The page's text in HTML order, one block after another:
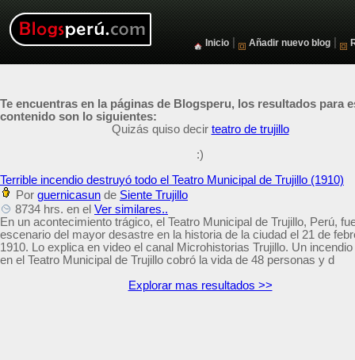
Inicio Añadir nuevo blog
Te encuentras en la páginas de Blogsperu, los resultados para
contenido son lo siguientes:
Quizás quiso decir teatro de trujillo
:)
Terrible incendio destruyó todo el Teatro Municipal de Trujillo (1910)
Por guernicasun de Siente Trujillo
8734 hrs. en el Ver similares..
En un acontecimiento trágico, el Teatro Municipal de Trujillo, Perú,
escenario del mayor desastre en la historia de la ciudad el 21 de
1910. Lo explica en video el canal Microhistorias Trujillo. Un
en el Teatro Municipal de Trujillo cobró la vida de 48 personas y d
Explorar mas resultados >>